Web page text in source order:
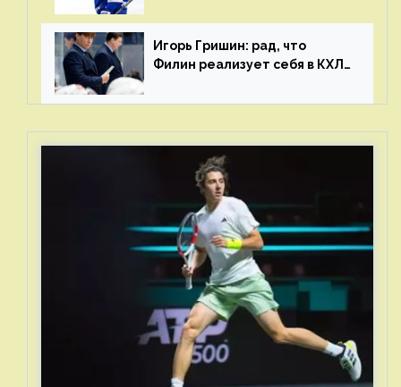
много
Игорь Гришин: рад, что
Филин реализует себя в КХЛ
стали загонять его в рамки